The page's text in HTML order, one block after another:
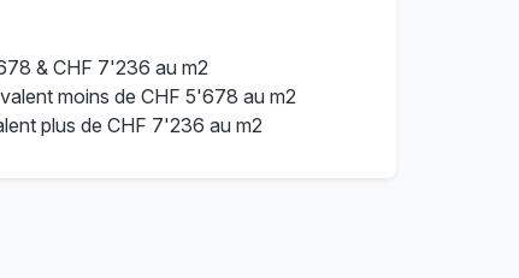
& CHF 7'236 au m2
moins de CHF 5'678 au m2
plus de CHF 7'236 au m2